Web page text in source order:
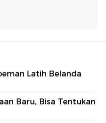
Latih Belanda
Baru, Bisa Tentukan